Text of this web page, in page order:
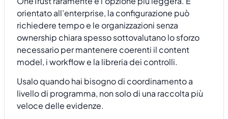
orientato all’enterprise, la configurazione può
richiedere tempo e le organizzazioni senza
ownership chiara spesso sottovalutano lo sforzo
necessario per mantenere coerenti il content
model, i workflow e la libreria dei controlli.
Usalo quando hai bisogno di coordinamento a
livello di programma, non solo di una raccolta più
veloce delle evidenze.